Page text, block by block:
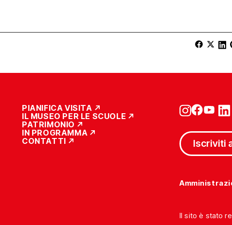
PIANIFICA VISITA
IL MUSEO PER LE SCUOLE
PATRIMONIO
IN PROGRAMMA
CONTATTI
Iscriviti
Il sito è stato